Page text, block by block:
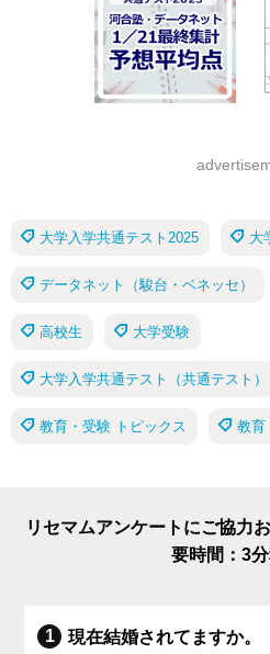
大学入学共通テスト2025 大
データネット（駿台・ベネッセ）
高校生 大学受験
大学入学共通テスト（共通テスト）
教育・受験 トピックス 教育
リセマムアンケートにご協力
要時間：3分
現在結婚されてますか。